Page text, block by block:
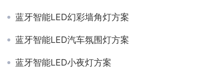
蓝牙智能LED幻彩墙角灯方案
蓝牙智能LED汽车氛围灯方案
蓝牙智能LED小夜灯方案